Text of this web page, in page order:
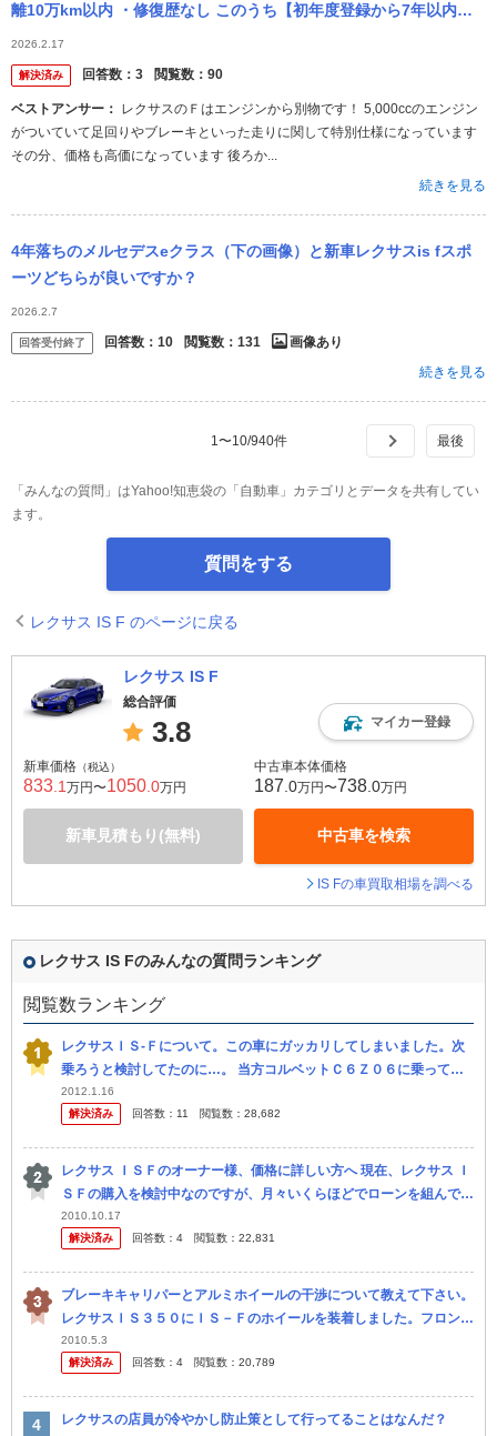
離10万km以内 ・修復歴なし このうち【初年度登録から7年以内】
についての質問です。 CPOでの取り扱いは2019年以降のモ...
2026.2.17
解決済み 回答数： 3 閲覧数： 90
ベストアンサー：
がついていて足回りやブレーキといった走りに関して特別仕様になっています
その分、価格も高価になっています 後ろか...
続きを見る
4年落ちのメルセデスeクラス（下の画像）と新車レクサスis fスポ
ーツどちらが良いですか？
2026.2.7
回答受付終了 回答数： 10 閲覧数： 131
画像あり
続きを見る
1 〜10/940件
「みんなの質問」はYahoo!知恵袋の「自動車」カテゴリとデータを共有してい
ます。
質問をする
レクサス IS F のページに戻る
レクサス IS F
総合評価
3.8 マイカー登録
新車価格 （税込）
833 .1 万円〜1050 .0万円
新車見積もり(無料)
中古車本体価格
187 .0万円〜738 .0万円
中古車を検索
IS Fの車買取相場を調べる
レクサス IS Fのみんなの質問ランキング
閲覧数ランキング
レクサスＩＳ-Ｆについて。この車にガッカリしてしまいました。次
乗ろうと検討してたのに…。 当方コルベットＣ６Ｚ０６に乗ってる
のですが、先日高速でガンガン飛ばしてるＩＳ-Ｆを発見！如何程の
ものなの...
2012.1.16
解決済み
回答数： 11 閲覧数： 28,682
レクサス ＩＳＦのオーナー様、価格に詳しい方へ 現在、レクサス Ｉ
ＳＦの購入を検討中なのですが、月々いくらほどでローンを組んでい
らっしゃるのでしょうか？ また、参考程度にですが、600万円程...
2010.10.17
解決済み
回答数： 4 閲覧数： 22,831
ブレーキキャリパーとアルミホイールの干渉について教えて下さい。
レクサスＩＳ３５０にＩＳ－Ｆのホイールを装着しました。フロント
キャリパーが大きいためそのままでは干渉するらしく、５ｍｍのスペ
ーサー...
2010.5.3
解決済み
回答数： 4 閲覧数： 20,789
レクサスの店員が冷やかし防止策として行ってることはなんだ？